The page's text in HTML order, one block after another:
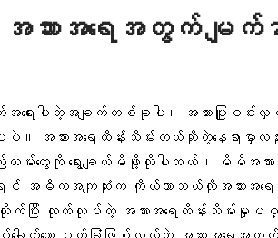
ားအရေအတွက် မျက်နှ
ရေးပါတဲ့အချက်တစ်ခုပါ။ အသားဖြူဝင်
အသားအရေထိန်းသိမ်းတယ်ဆိုတဲ့နေရာမှာလ
လမ်းတွေကို ရွေးချယ်မိဖို့လိုပါတယ်။ မိမိအသ
အဓိကအကျဆုံးက ကိုယ်ဟာဘယ်လိုအသားအရ
လိုက်ပြီး ထုတ်လုပ်တဲ့ အသားအရေထိန်းသိမ်းမှုပ